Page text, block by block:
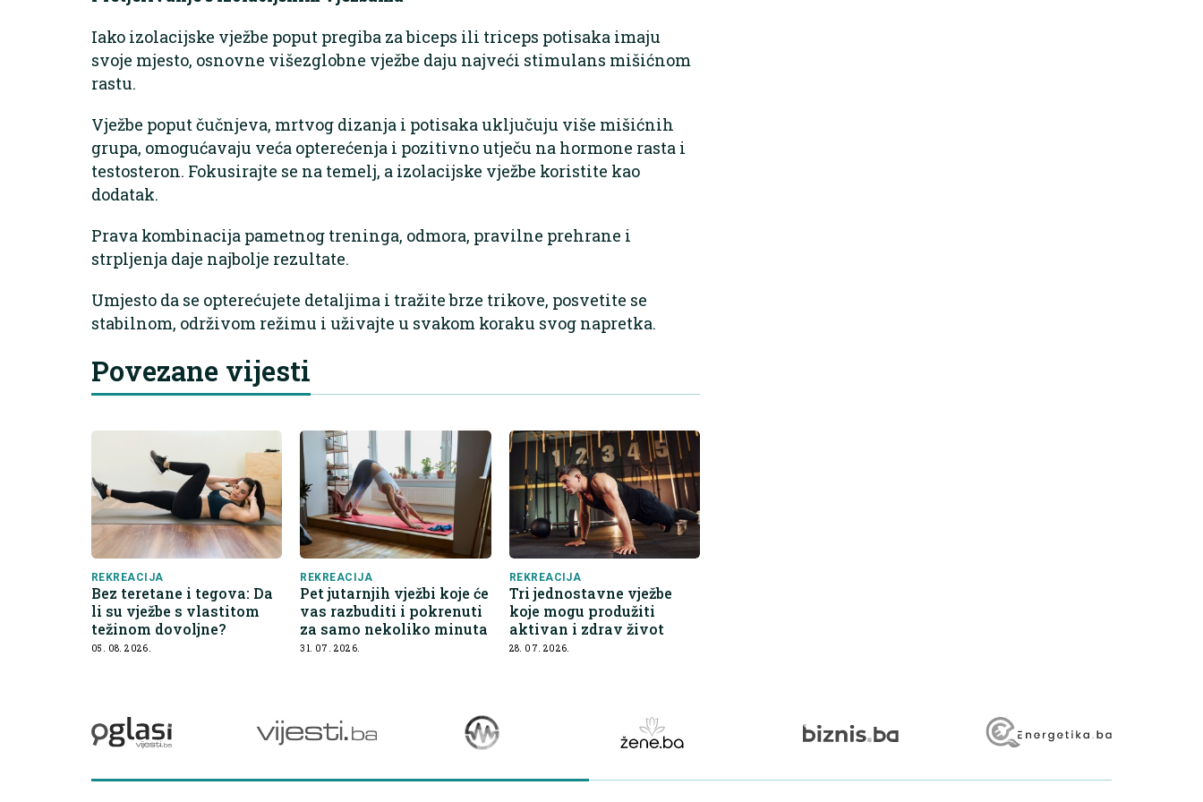
Iako izolacijske vježbe poput pregiba za biceps ili triceps potisaka imaju
svoje mjesto, osnovne višezglobne vježbe daju najveći stimulans mišićnom
rastu.
Vježbe poput čučnjeva, mrtvog dizanja i potisaka uključuju više mišićnih
grupa, omogućavaju veća opterećenja i pozitivno utječu na hormone rasta i
testosteron. Fokusirajte se na temelj, a izolacijske vježbe koristite kao
dodatak.
Prava kombinacija pametnog treninga, odmora, pravilne prehrane i
strpljenja daje najbolje rezultate.
Umjesto da se opterećujete detaljima i tražite brze trikove, posvetite se
stabilnom, održivom režimu i uživajte u svakom koraku svog napretka.
Povezane vijesti
REKREACIJA
Bez teretane i tegova: Da
li su vježbe s vlastitom
težinom dovoljne?
05. 08. 2026.
REKREACIJA
Pet jutarnjih vježbi koje će
vas razbuditi i pokrenuti
za samo nekoliko minuta
31. 07. 2026.
REKREACIJA
Tri jednostavne vježbe
koje mogu produžiti
aktivan i zdrav život
28. 07. 2026.